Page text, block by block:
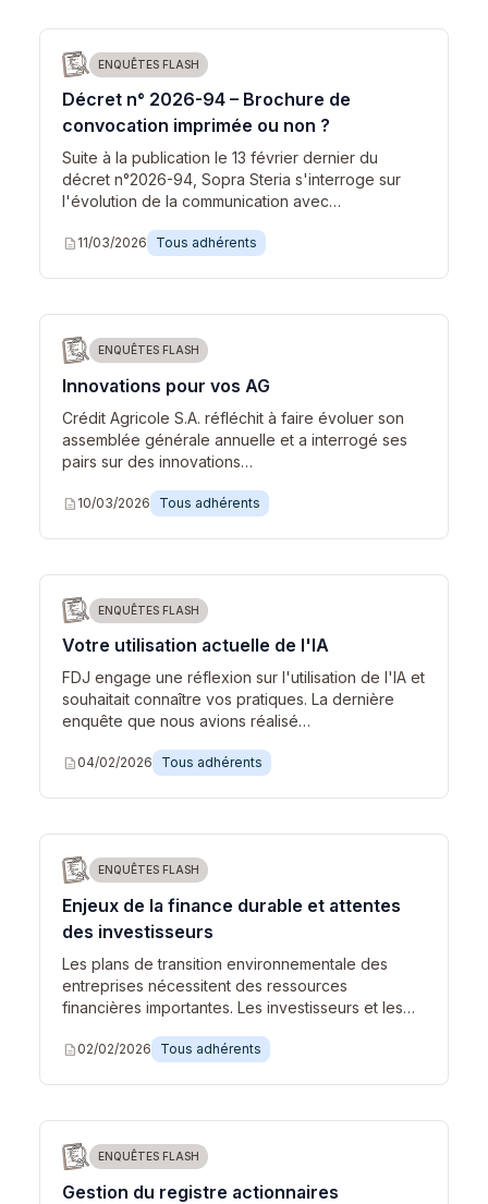
ENQUÊTES FLASH
Décret n° 2026-94 – Brochure de
convocation imprimée ou non ?
Suite à la publication le 13 février dernier du
décret n°2026-94, Sopra Steria s'interroge sur
l'évolution de la communication avec…
description 11/03/2026 Tous adhérents
ENQUÊTES FLASH
Innovations pour vos AG
Crédit Agricole S.A. réfléchit à faire évoluer son
assemblée générale annuelle et a interrogé ses
pairs sur des innovations…
description 10/03/2026 Tous adhérents
ENQUÊTES FLASH
Votre utilisation actuelle de l'IA
FDJ engage une réflexion sur l'utilisation de l'IA et
souhaitait connaître vos pratiques. La dernière
enquête que nous avions réalisé…
description 04/02/2026 Tous adhérents
ENQUÊTES FLASH
Enjeux de la finance durable et attentes
des investisseurs
Les plans de transition environnementale des
entreprises nécessitent des ressources
financières importantes. Les investisseurs et les…
description 02/02/2026 Tous adhérents
ENQUÊTES FLASH
Gestion du registre actionnaires